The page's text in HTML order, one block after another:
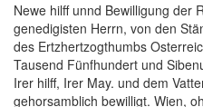
Newe hilff unnd Bewilligung der
genedigisten Herrn, von den
des Ertzhertzogthumbs
Tausend Fünfhundert und
Irer hilff, Irer May. und dem
gehorsamblich bewilligt. Wien,